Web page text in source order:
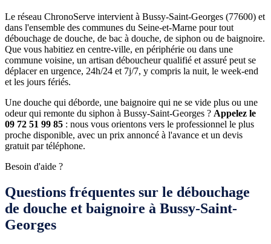
Le réseau ChronoServe intervient à Bussy-Saint-Georges (77600) et
dans l'ensemble des communes du Seine-et-Marne pour tout
débouchage de douche, de bac à douche, de siphon ou de baignoire.
Que vous habitiez en centre-ville, en périphérie ou dans une
commune voisine, un artisan déboucheur qualifié et assuré peut se
déplacer en urgence, 24h/24 et 7j/7, y compris la nuit, le week-end
et les jours fériés.
Une douche qui déborde, une baignoire qui ne se vide plus ou une
odeur qui remonte du siphon à Bussy-Saint-Georges ? Appelez le
09 72 51 99 85 : nous vous orientons vers le professionnel le plus
proche disponible, avec un prix annoncé à l'avance et un devis
gratuit par téléphone.
Besoin d'aide ?
Questions fréquentes sur le débouchage
de douche et baignoire à Bussy-Saint-
Georges